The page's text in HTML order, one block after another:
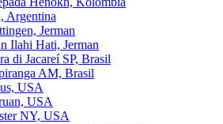
Argentina
Jerman
Ilahi Hati, Jerman
di Jacareí SP, Brasil
AM, Brasil
USA
USA
NY, USA